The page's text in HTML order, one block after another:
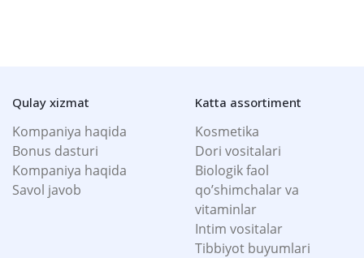
Qulay xizmat
Kompaniya haqida
Bonus dasturi
Kompaniya haqida
Savol javob
Katta assortiment
Kosmetika
Dori vositalari
Biologik faol
qo’shimchalar va
vitaminlar
Intim vositalar
Tibbiyot buyumlari